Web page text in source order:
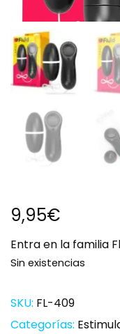
9,95€
Entra en la familia
Sin existencias
SKU: FL-409
Categorías: